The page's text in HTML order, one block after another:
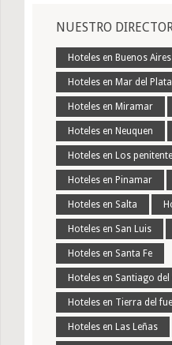
NUESTRO
Hoteles en Buenos Aires
Hoteles en Mar del Plata
Hoteles en Miramar
Hoteles en Neuquen
Hoteles en Los
Hoteles en Pinamar
Hoteles en Salta
Hoteles en San Luis
Hoteles en Santa Fe
Hoteles en Santiago
Hoteles en Tierra del
Hoteles en Las Leñas